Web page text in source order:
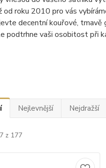
od roku 2010 pro vás
decentní kouřové,
podtrhne vaši osobitost při
Nejlevnější Nejdražší
z 177